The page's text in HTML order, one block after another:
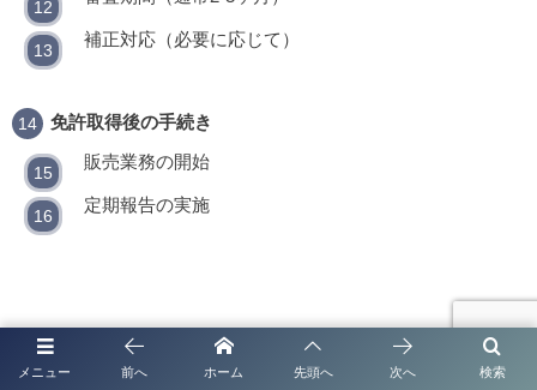
補正対応（必要に応じて）
免許取得後の手続き
販売業務の開始
定期報告の実施
メニュー 検索
前へ ホーム 先頭へ 次へ